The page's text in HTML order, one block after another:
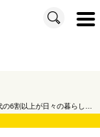
t
o
t
i